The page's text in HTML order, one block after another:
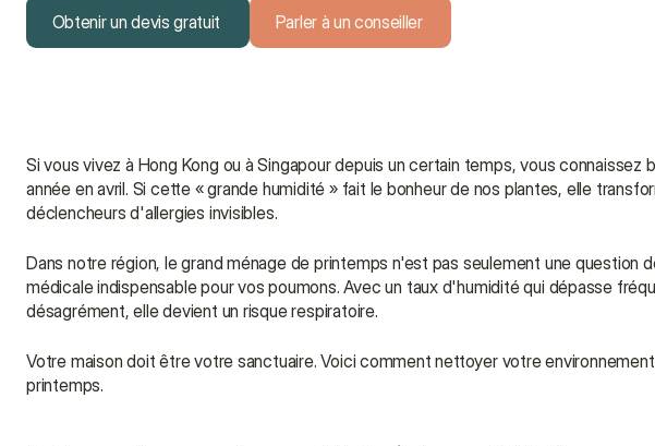
Obtenir un devis gratuit Parler à un conseiller
Si vous vivez à Hong Kong ou à Singapour depuis un certain temps, vous
année en avril. Si cette « grande humidité » fait le bonheur de nos plantes, elle
déclencheurs d'allergies invisibles.
Dans notre région, le grand ménage de printemps n'est pas seulement une question
médicale indispensable pour vos poumons. Avec un taux d'humidité qui dépasse
désagrément, elle devient un risque respiratoire.
Votre maison doit être votre sanctuaire. Voici comment nettoyer votre
printemps.